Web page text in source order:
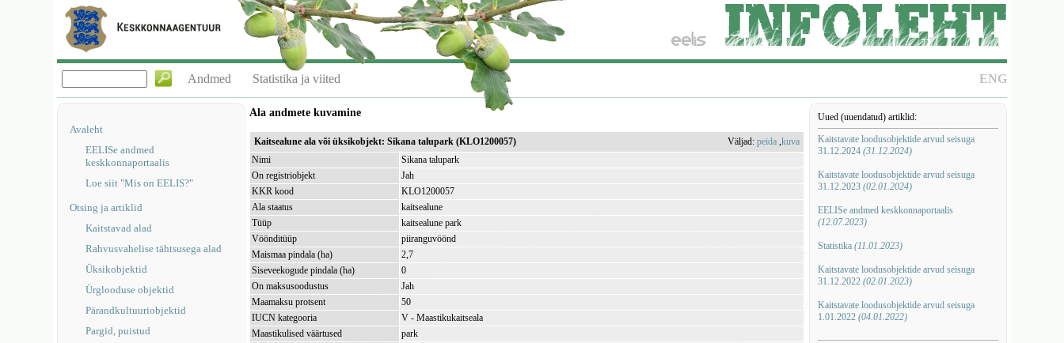
ENG
Andmed Statistika ja viited
Avaleht
EELISe andmed
keskkonnaportaalis
Loe siit "Mis on EELIS?"
Otsing ja artiklid
Kaitstavad alad
Rahvusvahelise tähtsusega alad
Üksikobjektid
Ürglooduse objektid
Pärandkultuuriobjektid
Pargid, puistud
Uued (uuendatud) artiklid:
Kaitstavate loodusobjektide arvud seisuga
31.12.2024 (31.12.2024)
Kaitstavate loodusobjektide arvud seisuga
31.12.2023 (02.01.2024)
EELISe andmed keskkonnaportaalis
(12.07.2023)
Statistika (11.01.2023)
Kaitstavate loodusobjektide arvud seisuga
31.12.2022 (02.01.2023)
Kaitstavate loodusobjektide arvud seisuga
1.01.2022 (04.01.2022)
Ala andmete kuvamine
Kaitsealune ala või üksikobjekt: Sikana talupark (KLO1200057) Väljad:peida ,kuva
Nimi
Sikana talupark
On registriobjekt
Jah
KKR kood
KLO1200057
Ala staatus
kaitsealune
Tüüp
kaitsealune park
Vöönditüüp
piiranguvöönd
Maismaa pindala (ha)
2,7
Siseveekogude pindala (ha)
0
On maksusoodustus
Jah
Maamaksu protsent
50
IUCN kategooria
V - Maastikukaitseala
Maastikulised väärtused
park